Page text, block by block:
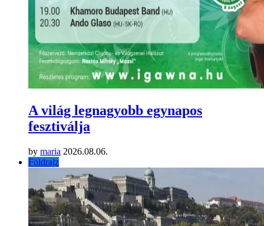
A világ legnagyobb egynapos
fesztiválja
by maria 2026.08.06.
Földrajz